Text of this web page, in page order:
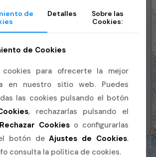
de
Detalles
Sobre las
Cookies:
de Cookies
cookies para ofrecerte la mejor
en nuestro sitio web. Puedes
las cookies pulsando el botón
, rechazarlas pulsando el
Rechazar Cookies o configurarlas
botón deAjustes de Cookies.
consulta la política de cookies.